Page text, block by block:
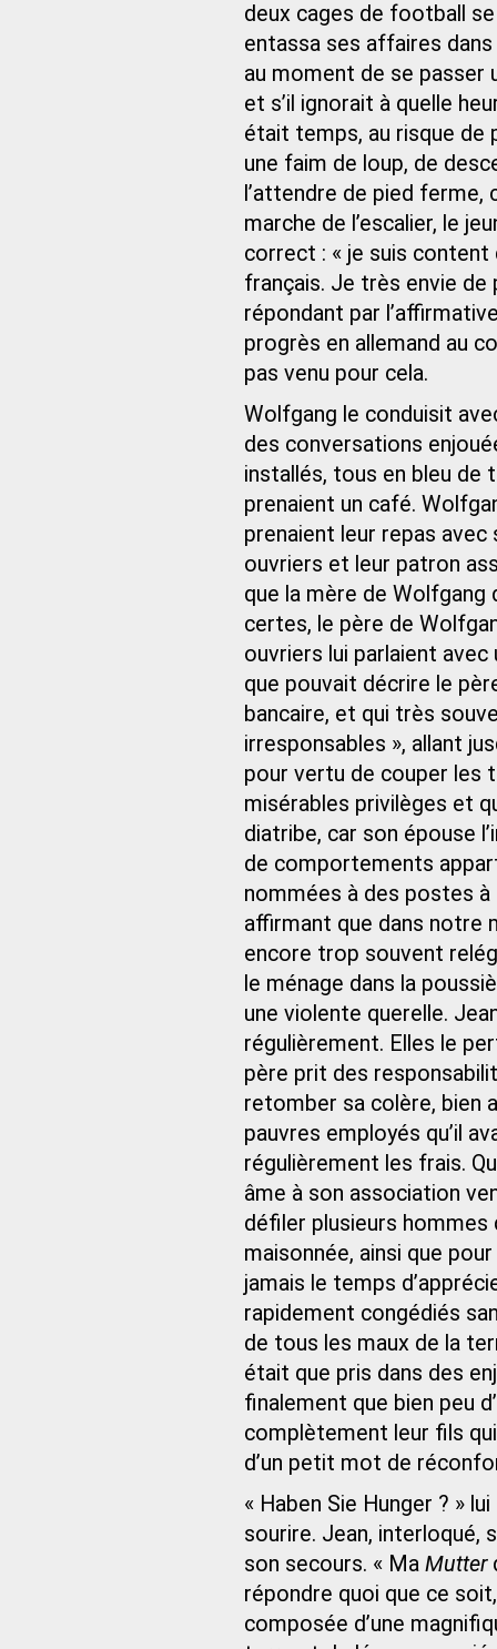
deux cages de football
entassa ses affaires dans
au moment de se passer
et s’il ignorait à quelle
était temps, au risque de
une faim de loup, de
l’attendre de pied ferme,
marche de l’escalier, le
correct : « je suis content
français. Je très envie de
répondant par
progrès en allemand au
pas venu pour cela.
Wolfgang le conduisit
des conversations
installés, tous en bleu de
prenaient un café.
prenaient leur repas
ouvriers et leur patron
que la mère de
certes, le père de
ouvriers lui parlaient
que pouvait décrire le
bancaire, et qui très
irresponsables », allant
pour vertu de couper les
misérables privilèges et
diatribe, car son épouse
de comportements
nommées à des postes à
affirmant que dans notre
encore trop souvent
le ménage dans la
une violente querelle.
régulièrement. Elles le
père prit des
retomber sa colère, bien
pauvres employés qu’il
régulièrement les frais.
âme à son association
défiler plusieurs hommes
maisonnée, ainsi que
jamais le temps
rapidement congédiés
de tous les maux de la
était que pris dans des
finalement que bien peu
complètement leur fils
d’un petit mot de
« Haben Sie Hunger ? »
sourire. Jean, interloqué,
son secours. « Ma Mutter
répondre quoi que ce
composée d’une